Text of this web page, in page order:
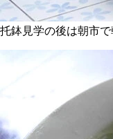
托鉢見学の後は朝市で